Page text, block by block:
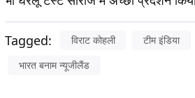
Tagged: विराट कोहली टीम इंडिया
भारत बनाम न्यूजीलैंड